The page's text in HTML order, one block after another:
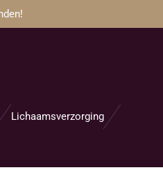
Lichaamsverzorging